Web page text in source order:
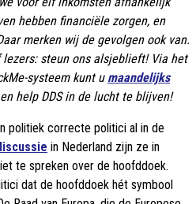
hebben financiële zorgen, en
merken wij de gevolgen ook van.
lezers: steun ons alsjeblieft! Via het
systeem kunt u maandelijks
help DDS in de lucht te blijven!
politiek correcte politici al in de
in Nederland zijn ze in
te spreken over de hoofddoek.
dat de hoofddoek hét symbool